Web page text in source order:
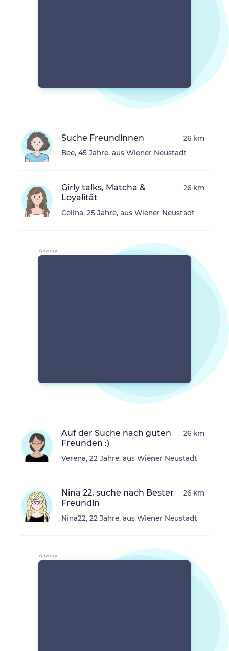
Suche Freundinnen
Bee, 45 Jahre, aus Wiener Neustadt
26 km
Girly talks, Matcha &
Loyalität
Celina, 25 Jahre, aus Wiener Neustadt
26 km
Auf der Suche nach guten
Freunden :)
Verena, 22 Jahre, aus Wiener Neustadt
26 km
Nina 22, suche nach Bester
Freundin
Nina22, 22 Jahre, aus Wiener Neustadt
26 km